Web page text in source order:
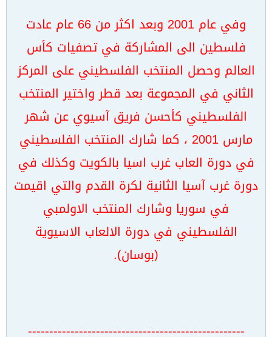
وفي عام 2001 وبعد اكثر من 66 عام عادت
فلسطين الى المشاركة في تصفيات كأس
العالم وحصل المنتخب الفلسطيني على المركز
الثاني في المجموعة بعد قطر واختير المنتخب
الفلسطيني كأحسن فريق آسيوي عن شهر
مارس 2001 ، كما شارك المنتخب الفلسطيني
في دورة العاب غرب اسيا بالكويت وكذلك في
دورة غرب آسيا الثانية لكرة القدم والتي اقيمت
في سوريا وشارك المنتخب الاولمبي
الفلسطيني في دورة الالعاب الاسيوية
(بوسان).
---------------------------------------------------